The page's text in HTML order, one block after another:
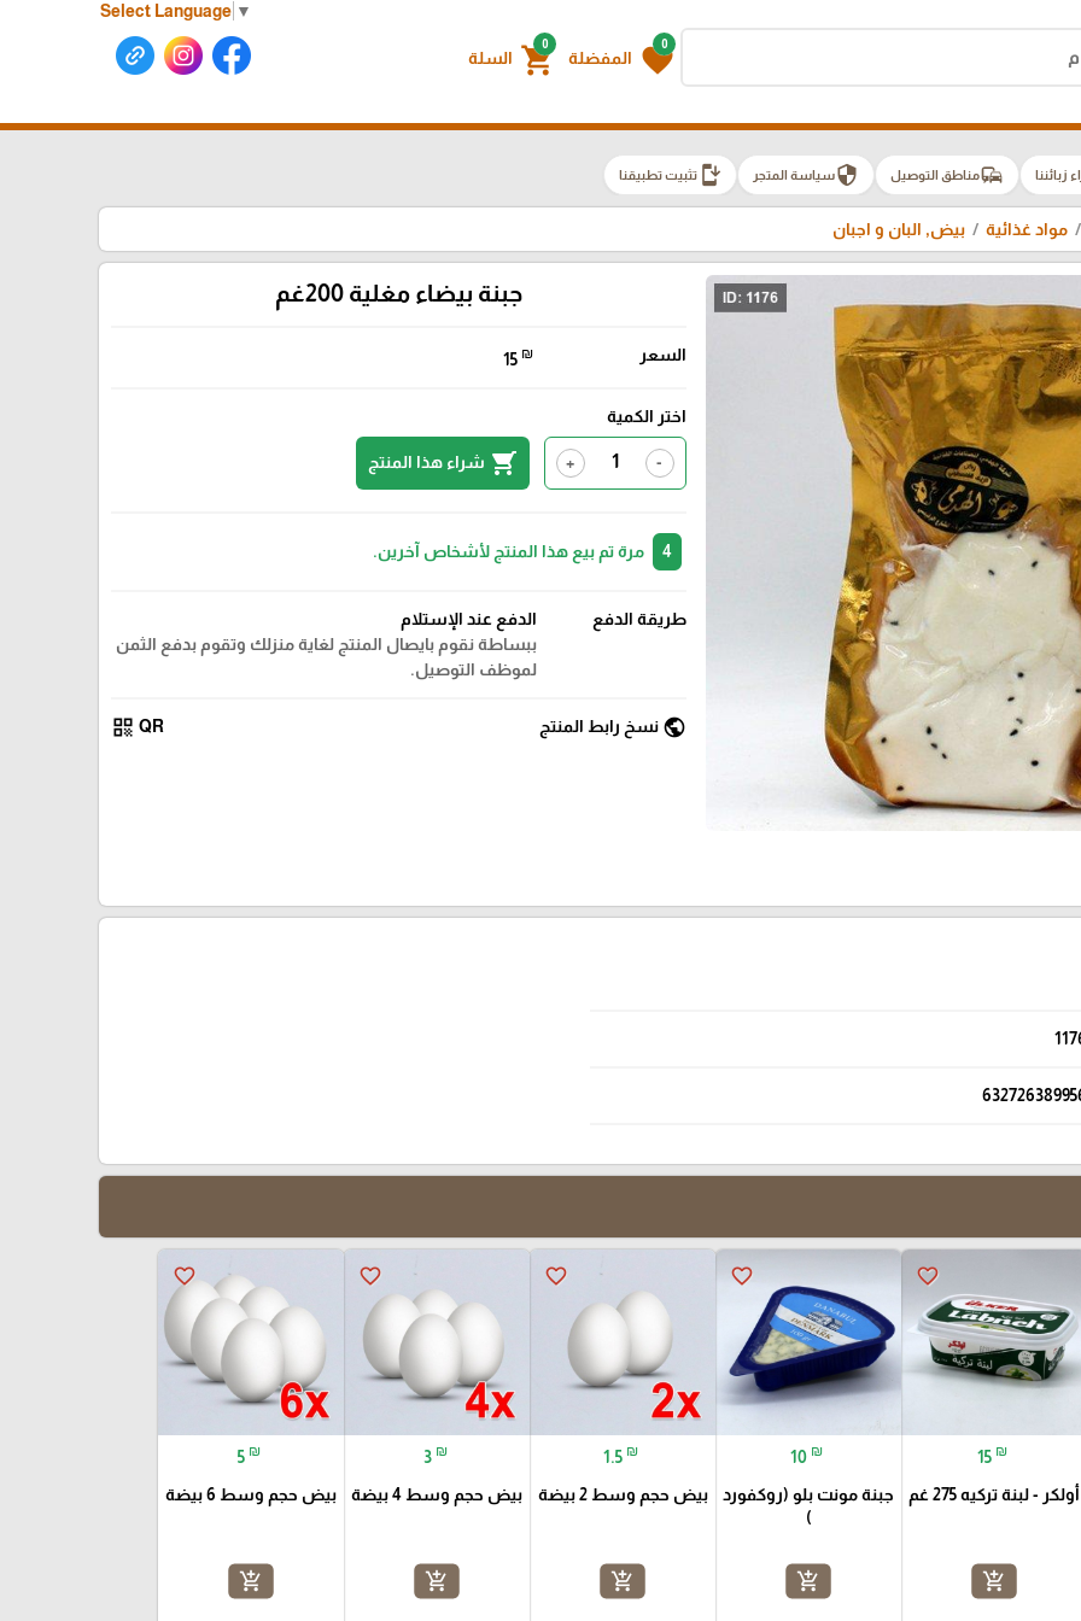
Select Language ▼
0
favorite المفضلة
0
shopping_cart السلة
زبائننا commuteمناطق التوصيل securityسياسة المتجر install_mobileتثبيت تطبيقنا
مواد غذائية بيض, البان و اجبان
جبنة بيضاء مغلية 200غم
السعر 15 ₪
اختر الكمية
-
+
shopping_cart شراء هذا المنتج
4 مرة تم بيع هذا المنتج لأشخاص آخرين.
طريقة الدفع
الدفع عند الإستلام
ببساطة نقوم بايصال المنتج لغاية منزلك وتقوم بدفع الثمن
لموظف التوصيل.
public نسخ رابط المنتج QR
qr_code
favorite_border
15 ₪
أولكر - لبنة تركيه 275 غم
add_shopping_cart
favorite_border
10 ₪
جبنة مونت بلو (روكفورد
)
add_shopping_cart
favorite_border
1.5 ₪
بيض حجم وسط 2 بيضة
add_shopping_cart
favorite_border
3 ₪
بيض حجم وسط 4 بيضة
add_shopping_cart
favorite_border
5 ₪
بيض حجم وسط 6 بيضة
add_shopping_cart